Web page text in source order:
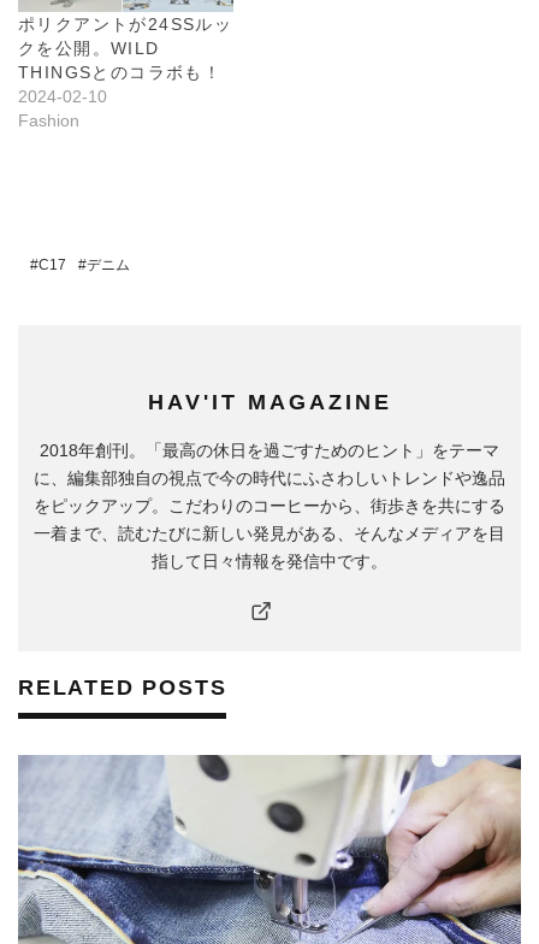
ポリクアントが24SSルッ
クを公開。WILD
THINGSとのコラボも！
2024-02-10
Fashion
C17 デニム
HAV'IT MAGAZINE
2018年創刊。「最高の休日を過ごすためのヒント」をテーマ
に、編集部独自の視点で今の時代にふさわしいトレンドや逸品
をピックアップ。こだわりのコーヒーから、街歩きを共にする
一着まで、読むたびに新しい発見がある、そんなメディアを目
指して日々情報を発信中です。
RELATED POSTS